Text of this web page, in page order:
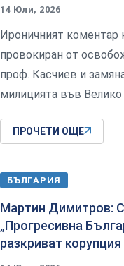
14 Юли, 2026
Ироничният коментар
провокиран от
проф. Касчиев и
милицията във
ПРОЧЕТИ ОЩЕ
БЪЛГАРИЯ
Мартин Димитров:
„Прогресивна
разкриват корупция